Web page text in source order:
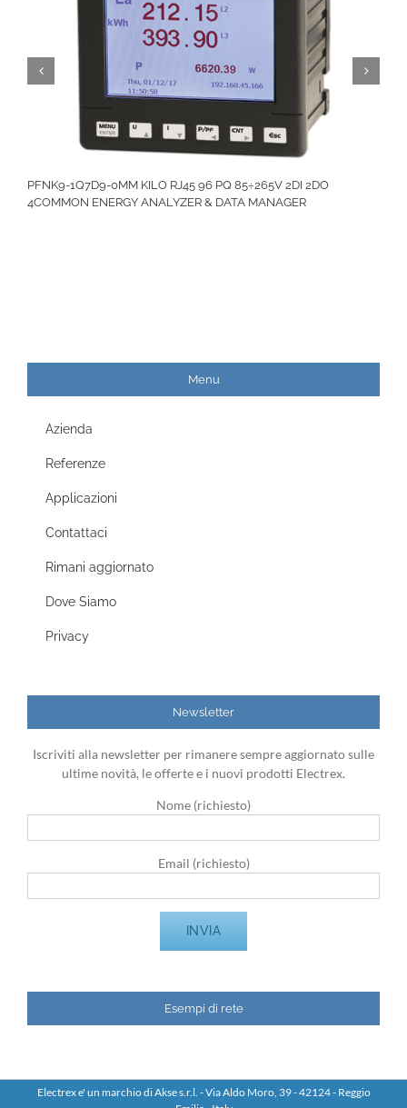
PFNK9-1Q7D9-0MM KILO RJ45 96 PQ 85÷265V 2DI 2DO
4COMMON ENERGY ANALYZER & DATA MANAGER
Menu
Azienda
Referenze
Applicazioni
Contattaci
Rimani aggiornato
Dove Siamo
Privacy
Newsletter
Iscriviti alla newsletter per rimanere sempre aggiornato sulle
ultime novità, le offerte e i nuovi prodotti Electrex.
Nome (richiesto)
Email (richiesto)
Esempi di rete
Electrex e' un marchio di Akse s.r.l. - Via Aldo Moro, 39 - 42124 - Reggio